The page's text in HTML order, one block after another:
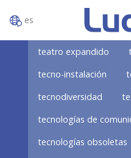
es
teatro expandido
tecno-instalación
tecnodiversidad
tecnologías de
tecnologías obsoletas